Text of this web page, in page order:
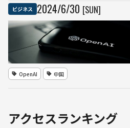
ビジネス 2024/6/30 [SUN]
OpenAI 中国
アクセスランキング